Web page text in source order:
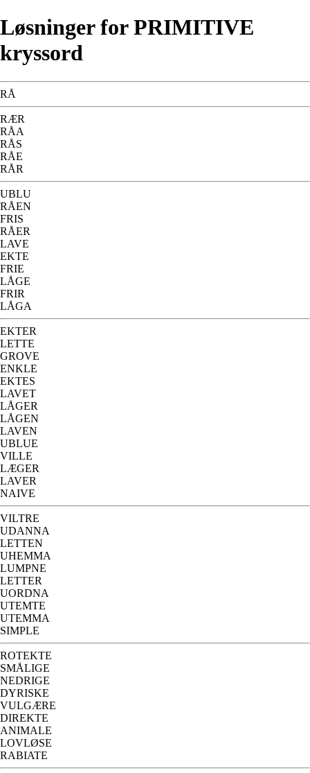
Løsninger for PRIMITIVE
kryssord
RÅ
RÆR
RÅA
RÅS
RÅE
RÅR
UBLU
RÅEN
FRIS
RÅER
LAVE
EKTE
FRIE
LÅGE
FRIR
LÅGA
EKTER
LETTE
GROVE
ENKLE
EKTES
LAVET
LÅGER
LÅGEN
LAVEN
UBLUE
VILLE
LÆGER
LAVER
NAIVE
VILTRE
UDANNA
LETTEN
UHEMMA
LUMPNE
LETTER
UORDNA
UTEMTE
UTEMMA
SIMPLE
ROTEKTE
SMÅLIGE
NEDRIGE
DYRISKE
VULGÆRE
DIREKTE
ANIMALE
LOVLØSE
RABIATE